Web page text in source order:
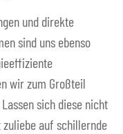
und direkte
sind uns ebenso
wir zum Großteil
sich diese nicht
auf schillernde